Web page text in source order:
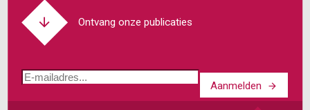
rangorde
Ontvang onze publicaties
E-
Aanmelden